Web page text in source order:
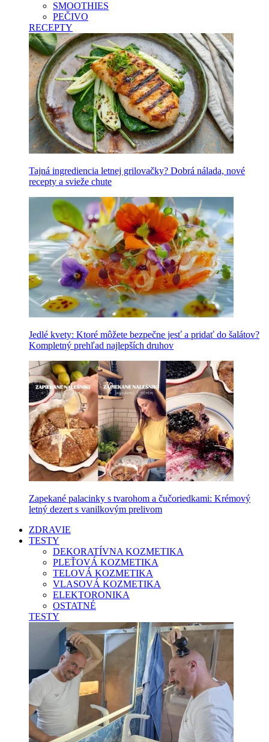
SMOOTHIES
PEČIVO
RECEPTY
Tajná ingrediencia letnej grilovačky? Dobrá nálada, nové
recepty a svieže chute
Jedlé kvety: Ktoré môžete bezpečne jesť a pridať do šalátov?
Kompletný prehľad najlepších druhov
Zapekané palacinky s tvarohom a čučoriedkami: Krémový
letný dezert s vanilkovým prelivom
ZDRAVIE
TESTY
DEKORATÍVNA KOZMETIKA
PLEŤOVÁ KOZMETIKA
TELOVÁ KOZMETIKA
VLASOVÁ KOZMETIKA
ELEKTORONIKA
OSTATNÉ
TESTY